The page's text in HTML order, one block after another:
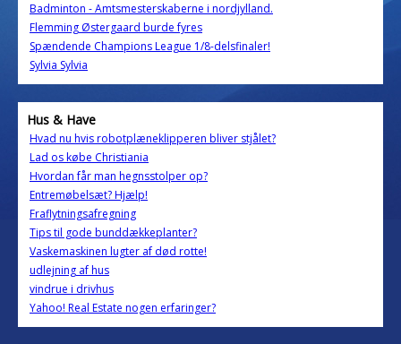
Badminton - Amtsmesterskaberne i nordjylland.
Flemming Østergaard burde fyres
Spændende Champions League 1/8-delsfinaler!
Sylvia Sylvia
Hus & Have
Hvad nu hvis robotplæneklipperen bliver stjålet?
Lad os købe Christiania
Hvordan får man hegnsstolper op?
Entremøbelsæt? Hjælp!
Fraflytningsafregning
Tips til gode bunddækkeplanter?
Vaskemaskinen lugter af død rotte!
udlejning af hus
vindrue i drivhus
Yahoo! Real Estate nogen erfaringer?